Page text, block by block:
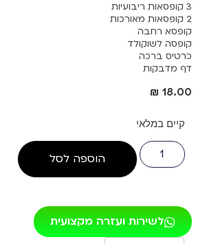
3 קופסאות ריבועיות
2 קופסאות מאורכות
קופסא רחבה
קופסה לשוקולד
כרטיס ברכה
דף מדבקות
₪ 18.00
קיים במלאי
הוספה לסל
לשירות ועזרה מקצועית